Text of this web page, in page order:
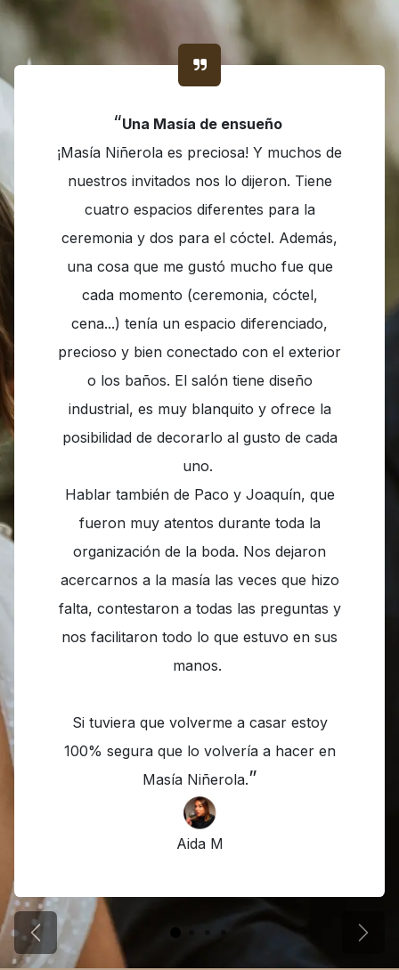
“Una Masía de ensueño
¡Masía Niñerola es preciosa! Y muchos de
nuestros invitados nos lo dijeron. Tiene
cuatro espacios diferentes para la
ceremonia y dos para el cóctel. Además,
una cosa que me gustó mucho fue que
cada momento (ceremonia, cóctel,
cena...) tenía un espacio diferenciado,
precioso y bien conectado con el exterior
o los baños. El salón tiene diseño
industrial, es muy blanquito y ofrece la
posibilidad de decorarlo al gusto de cada
uno.
Hablar también de Paco y Joaquín, que
fueron muy atentos durante toda la
organización de la boda. Nos dejaron
acercarnos a la masía las veces que hizo
falta, contestaron a todas las preguntas y
nos facilitaron todo lo que estuvo en sus
manos.
Si tuviera que volverme a casar estoy
100% segura que lo volvería a hacer en
Masía Niñerola.”
A​ida M
Anterior